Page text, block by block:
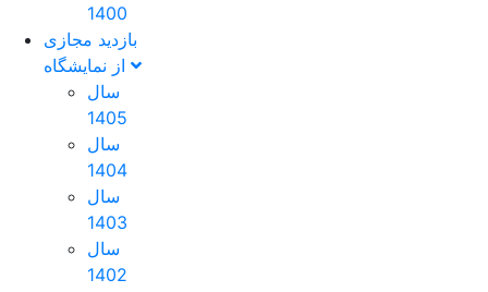
1400
بازدید مجازی
سال
1405
سال
1404
سال
1403
سال
1402